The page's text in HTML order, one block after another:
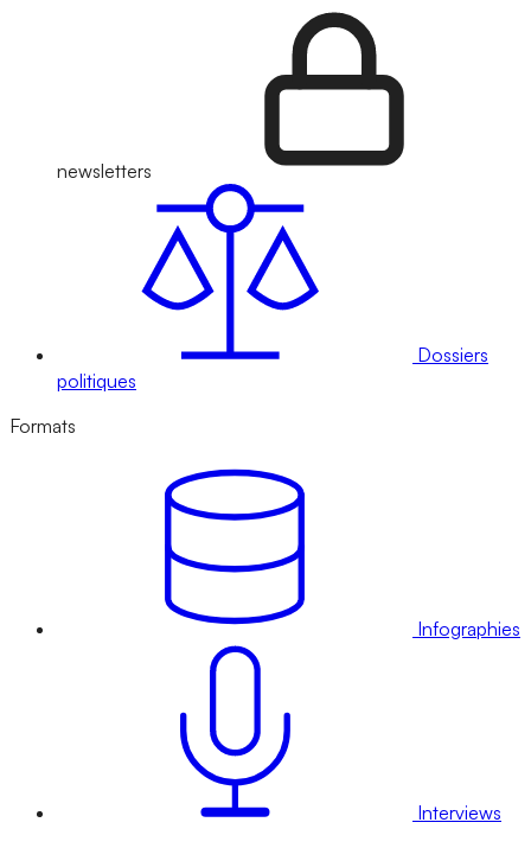
newsletters
Dossiers
politiques
Formats
Infographies
Interviews